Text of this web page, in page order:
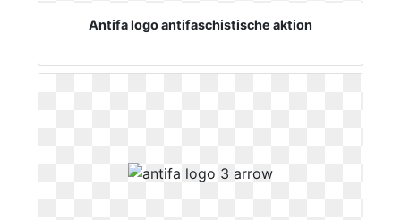
Antifa logo antifaschistische aktion